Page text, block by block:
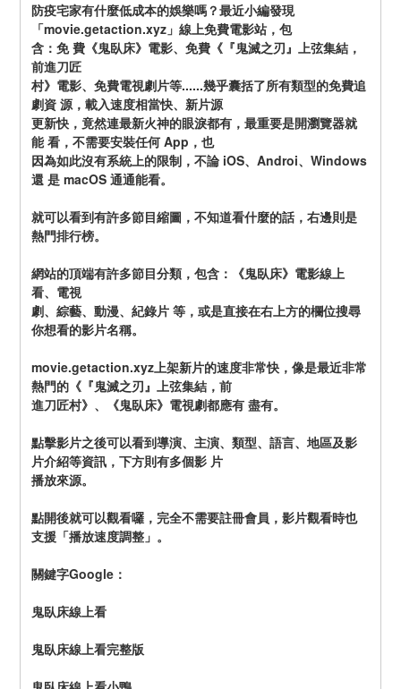
防疫宅家有什麼低成本的娛樂嗎？最近小編發現
「movie.getaction.xyz」線上免費電影站，包
含：免 費《鬼臥床》電影、免費《『鬼滅之刃』上弦集結，
前進刀匠
村》電影、免費電視劇片等......幾乎囊括了所有類型的免費追
劇資 源，載入速度相當快、新片源
更新快，竟然連最新火神的眼淚都有，最重要是開瀏覽器就
能 看，不需要安裝任何 App，也
因為如此沒有系統上的限制，不論 iOS、Androi、Windows
還 是 macOS 通通能看。
就可以看到有許多節目縮圖，不知道看什麼的話，右邊則是
熱門排行榜。
網站的頂端有許多節目分類，包含：《鬼臥床》電影線上
看、電視
劇、綜藝、動漫、紀錄片 等，或是直接在右上方的欄位搜尋
你想看的影片名稱。
movie.getaction.xyz上架新片的速度非常快，像是最近非常
熱門的《『鬼滅之刃』上弦集結，前
進刀匠村》、《鬼臥床》電視劇都應有 盡有。
點擊影片之後可以看到導演、主演、類型、語言、地區及影
片介紹等資訊，下方則有多個影 片
播放來源。
點開後就可以觀看囉，完全不需要註冊會員，影片觀看時也
支援「播放速度調整」。
關鍵字Google：
鬼臥床線上看
鬼臥床線上看完整版